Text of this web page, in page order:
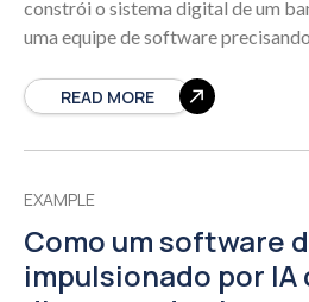
constrói o sistema digital de um
uma equipe de software
READ MORE
EXAMPLE
Como um software
impulsionado por